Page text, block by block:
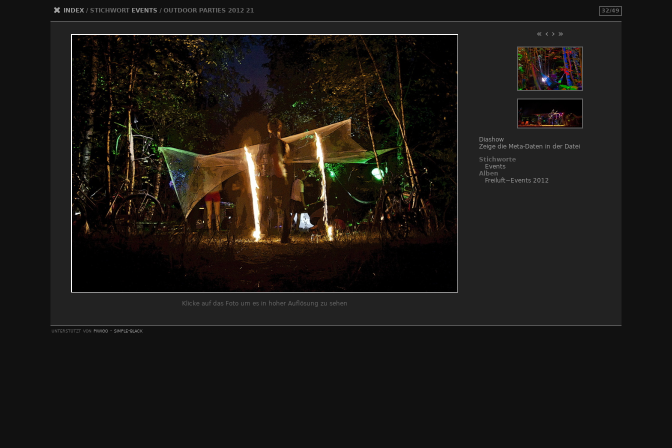
32/49
INDEX/ STICHWORT EVENTS / OUTDOOR PARTIES 2012 21
Klicke auf das Foto um es in hoher Auflösung zu sehen
« ‹ › »
Diashow
Zeige die Meta-Daten in der Datei
Stichworte
Events
Alben
Freiluft−Events 2012
unterstützt von piwigo- simple-black